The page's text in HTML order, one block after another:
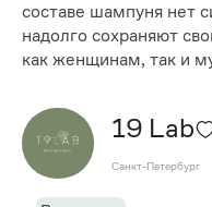
составе шампуня нет
надолго сохраняют
как женщинам, так и
19 Lab
Санкт-Петербург